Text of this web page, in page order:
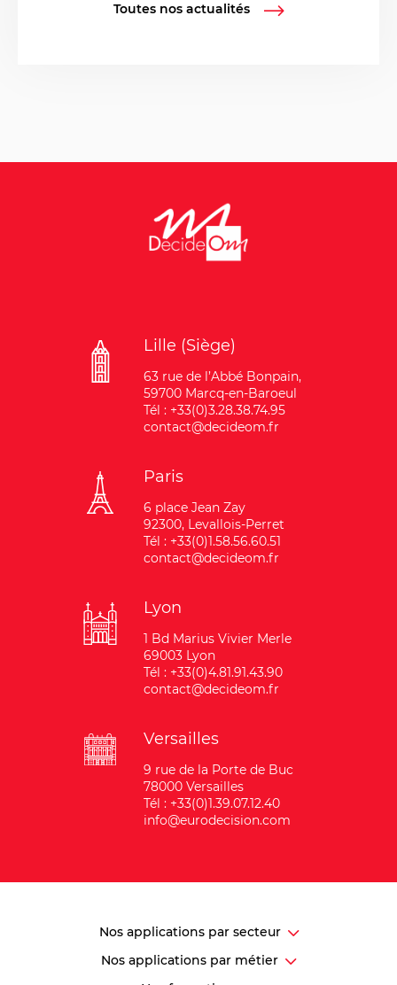
Toutes nos actualités
Lille (Siège)
63 rue de l’Abbé Bonpain,
59700 Marcq-en-Baroeul
Tél : +33(0)3.28.38.74.95
contact@decideom.fr
Paris
6 place Jean Zay
92300, Levallois-Perret
Tél : +33(0)1.58.56.60.51
contact@decideom.fr
Lyon
1 Bd Marius Vivier Merle
69003 Lyon
Tél : +33(0)4.81.91.43.90
contact@decideom.fr
Versailles
9 rue de la Porte de Buc
78000 Versailles
Tél : +33(0)1.39.07.12.40
info@eurodecision.com
Nos applications par secteur
Nos applications par métier